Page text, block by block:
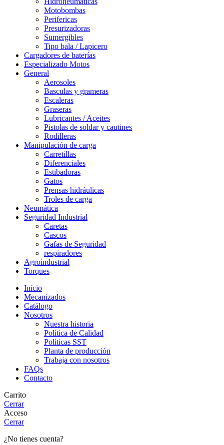
Motobombas
Perifericas
Presurizadoras
Sumergibles
Tipo bala / Lapicero
Cargadores de baterías
Especializado Motos
General
Aerosoles
Basculas y grameras
Escaleras
Graseras
Lubricantes / Aceites
Pistolas de soldar y cautines
Rodilleras
Manipulación de carga
Carretillas
Diferenciales
Estibadoras
Gatos
Prensas hidráulicas
Troles de carga
Neumática
Seguridad Industrial
Caretas
Cascos
Gafas de Seguridad
respiradores
Agroindustrial
Torques
Inicio
Mecanizados
Catálogo
Nosotros
Nuestra historia
Política de Calidad
Políticas SST
Planta de producción
Trabaja con nosotros
FAQs
Contacto
Carrito
Cerrar
Acceso
Cerrar
¿No tienes cuenta?